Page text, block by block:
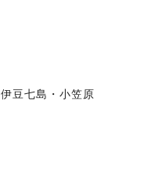
伊豆七島・小笠原